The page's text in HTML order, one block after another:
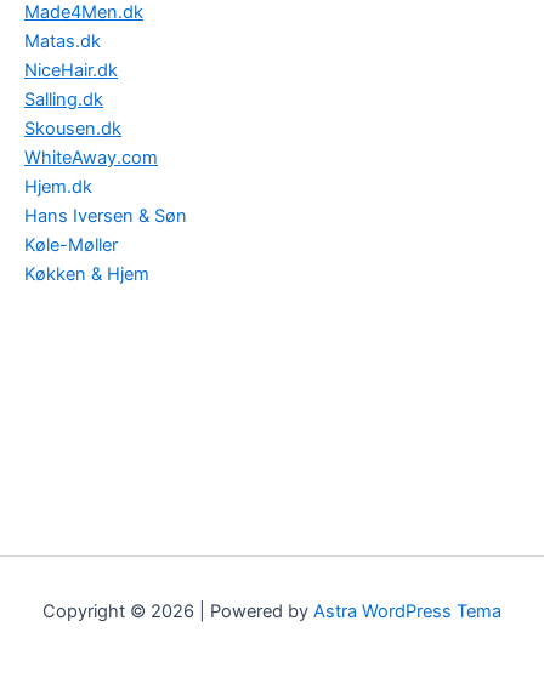
Made4Men.dk
Matas.dk
NiceHair.dk
Salling.dk
Skousen.dk
WhiteAway.com
Hjem.dk
Hans Iversen & Søn
Køle-Møller
Køkken & Hjem
Copyright © 2026 | Powered by Astra WordPress Tema